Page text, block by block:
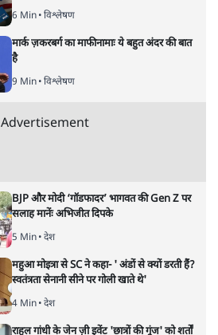
6 Min• विश्लेषण
मार्क ज़करबर्ग का माफीनामाः ये बहुत अंदर की बात
है
9 Min• विश्लेषण
Advertisement
BJP और मोदी ‘गॉडफादर’ भागवत की Gen Z पर
सलाह मानेंः अभिजीत दिपके
5 Min• देश
महुआ मोइत्रा से SC ने कहा- ' अंडों से क्यों डरती हैं?
स्वतंत्रता सेनानी सीने पर गोली खाते थे'
4 Min• देश
राहुल गांधी के जेन ज़ी इवेंट 'छात्रों की गूंज' को शर्तों